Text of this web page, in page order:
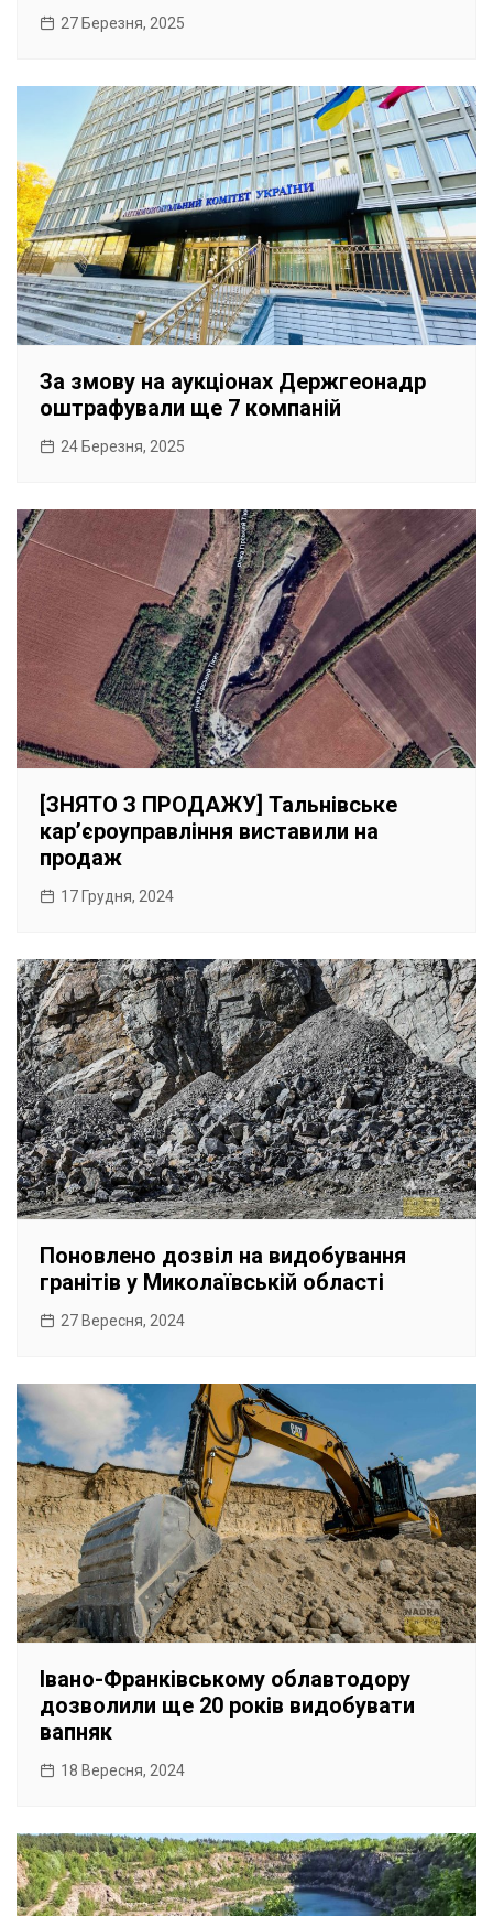
27 Березня, 2025
За змову на аукціонах Держгеонадр
оштрафували ще 7 компаній
24 Березня, 2025
[ЗНЯТО З ПРОДАЖУ] Тальнівське
карʼєроуправління виставили на
продаж
17 Грудня, 2024
Поновлено дозвіл на видобування
гранітів у Миколаївській області
27 Вересня, 2024
Івано-Франківському облавтодору
дозволили ще 20 років видобувати
вапняк
18 Вересня, 2024